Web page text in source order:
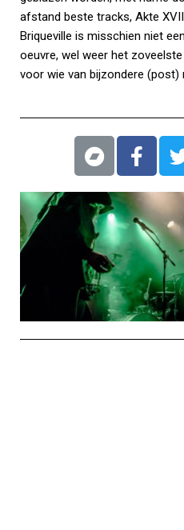
afstand beste tracks, Akte
Briqueville is misschien niet
oeuvre, wel weer het
voor wie van bijzondere (post)